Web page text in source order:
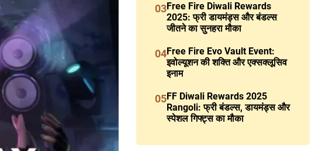
03Free Fire Diwali Rewards
2025: फ्री डायमंड्स और बंडल्स
जीतने का सुनहरा मौका
04Free Fire Evo Vault Event:
इवोल्यूशन की शक्ति और एक्सक्लूसिव
इनाम
05FF Diwali Rewards 2025
Rangoli: फ्री बंडल्स, डायमंड्स और
स्पेशल गिफ्ट्स का मौका